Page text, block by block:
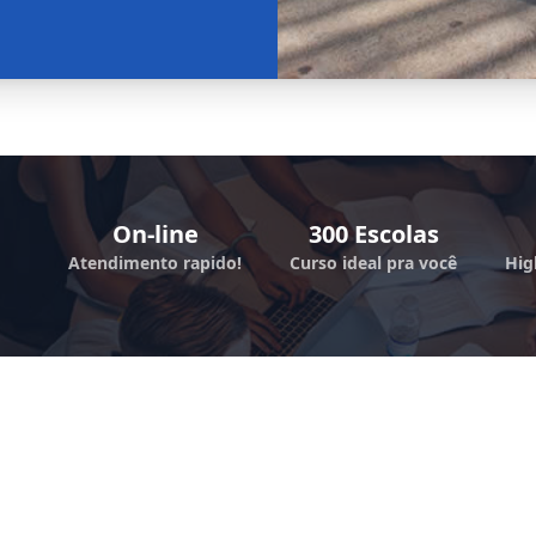
On-line
Atendimento rapido!
300 Escolas
Curso ideal pra você